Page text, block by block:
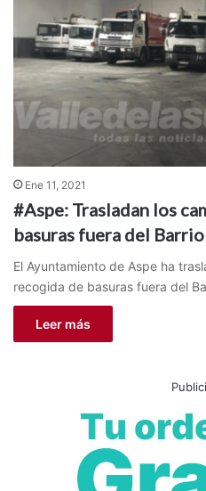
Ene 11, 2021
#Aspe: Trasladan los
basuras fuera del
El Ayuntamiento de Aspe ha
recogida de basuras fuera del
Leer más